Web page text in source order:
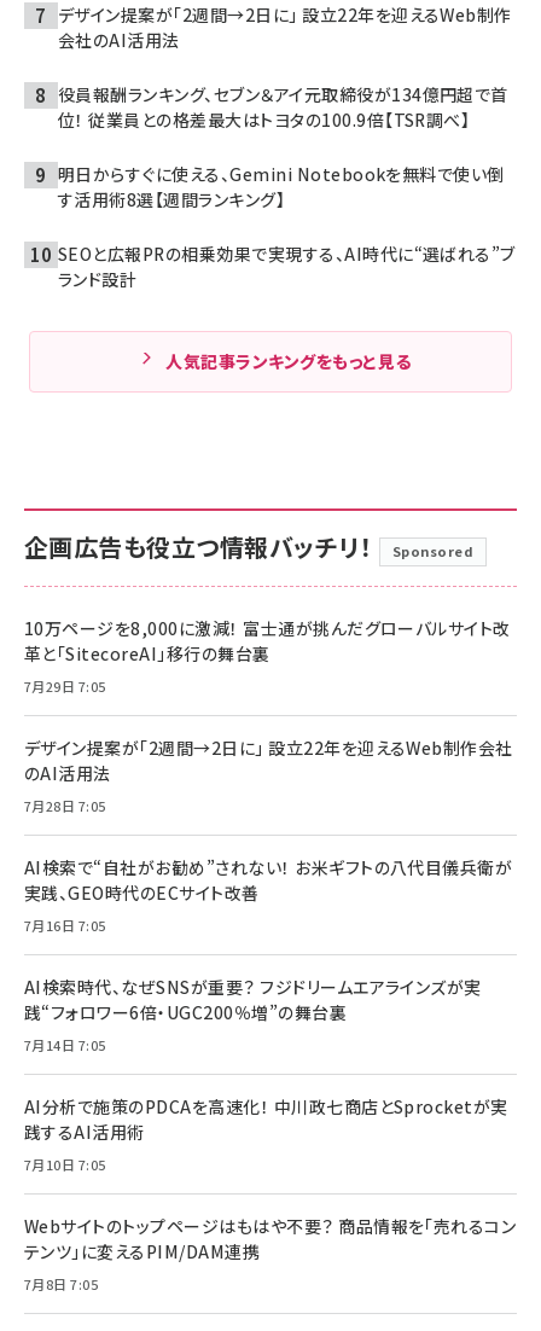
デザイン提案が「2週間→2日に」 設立22年を迎えるWeb制作
会社のAI活用法
役員報酬ランキング、セブン＆アイ元取締役が134億円超で首
位！ 従業員との格差最大はトヨタの100.9倍【TSR調べ】
明日からすぐに使える、Gemini Notebookを無料で使い倒
す活用術8選【週間ランキング】
SEOと広報PRの相乗効果で実現する、AI時代に“選ばれる”ブ
ランド設計
人気記事ランキングをもっと見る
企画広告も役立つ情報バッチリ！ Sponsored
10万ページを8,000に激減！ 富士通が挑んだグローバルサイト改
革と「SitecoreAI」移行の舞台裏
7月29日 7:05
デザイン提案が「2週間→2日に」 設立22年を迎えるWeb制作会社
のAI活用法
7月28日 7:05
AI検索で“自社がお勧め”されない！ お米ギフトの八代目儀兵衛が
実践、GEO時代のECサイト改善
7月16日 7:05
AI検索時代、なぜSNSが重要？ フジドリームエアラインズが実
践“フォロワー6倍・UGC200％増”の舞台裏
7月14日 7:05
AI分析で施策のPDCAを高速化！ 中川政七商店とSprocketが実
践するAI活用術
7月10日 7:05
Webサイトのトップページはもはや不要？ 商品情報を「売れるコン
テンツ」に変えるPIM/DAM連携
7月8日 7:05